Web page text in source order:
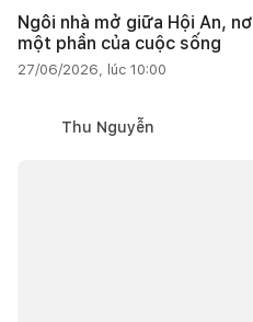
Ngôi nhà mở giữa Hội An,
một phần của cuộc sống
27/06/2026, lúc 10:00
Thu Nguyễn